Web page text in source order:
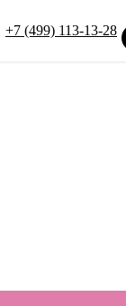
+7 (499) 113-13-28